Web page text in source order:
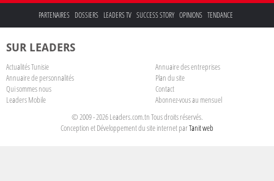
PARTENAIRES DOSSIERS LEADERS TV SUCCESS STORY OPINIONS TENDANCE
SUR LEADERS
Actualités Tunisie
Annuaire des entreprises
Annuaire de personnalités
Plan du site
Qui sommes nous
Contact
Leaders Mobile
Abonnez-vous au mensuel
© 2009 - 2026 Leaders.com.tn Tous droits réservés.
Conception et Développement du site internet parTanit web